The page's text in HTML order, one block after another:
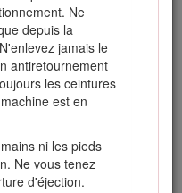
Ne
depuis la
jamais le
antiretournement
les ceintures
est en
ni les pieds
Ne vous tenez
d'éjection.
adaptées de la norme
B71.4-2012.
la machine
Manuel de l'utilisateur
de formation.
commandes, les
l'utilisation correcte